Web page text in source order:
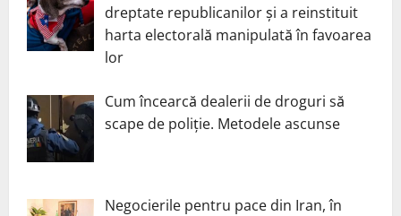
dreptate republicanilor și a reinstituit
harta electorală manipulată în favoarea
lor
Cum încearcă dealerii de droguri să
scape de poliție. Metodele ascunse
Negocierile pentru pace din Iran, în